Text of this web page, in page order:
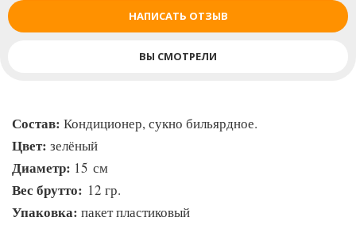
НАПИСАТЬ ОТЗЫВ
ВЫ СМОТРЕЛИ
Состав: Кондиционер, сукно бильярдное.
Цвет: зелёный
Диаметр: 15 см
Вес брутто: 12 гр.
Упаковка: пакет пластиковый